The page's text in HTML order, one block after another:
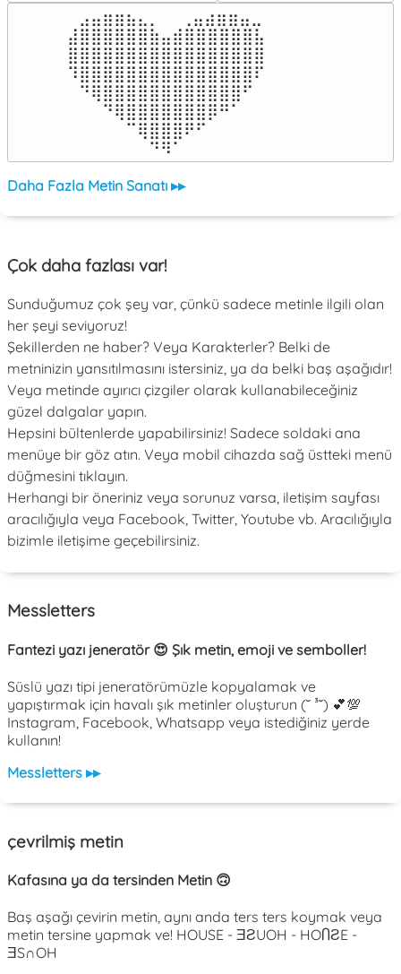
⠀⣠⣤⣶⣶⣦⣄⡀  ⠀⢀⣤⣴⣶⣶⣤⣀⠀
⣼⣿⣿⣿⣿⣿⣿⣷⣤⣾⣿⣿⣿⣿⣿⣿⣧
⣿⣿⣿⣿⣿⣿⣿⣿⣿⣿⣿⣿⣿⣿⣿⣿⣿
⠹⣿⣿⣿⣿⣿⣿⣿⣿⣿⣿⣿⣿⣿⣿⣿⠏
⠀⠙⢿⣿⣿⣿⣿⣿⣿⣿⣿⣿⣿⣿⣿⠋⠀
⠀⠀⠀⠙⢿⣿⣿⣿⣿⣿⣿⣿⡿⠛⠁⠀⠀
⠀⠀⠀⠀⠀⠉⢿⣿⣿⣿⠟⠋⠀⠀⠀⠀⠀
⠀⠀⠀⠀⠀⠀⠀⠙⠻⠁⠀⠀⠀⠀⠀⠀⠀⠀⠀⠀⠀⠀⠀
Daha Fazla Metin Sanatı ▸▸
Çok daha fazlası var!
Sunduğumuz çok şey var, çünkü sadece metinle ilgili olan
her şeyi seviyoruz!
Şekillerden ne haber? Veya Karakterler? Belki de
metninizin yansıtılmasını istersiniz, ya da belki baş aşağıdır!
Veya metinde ayırıcı çizgiler olarak kullanabileceğiniz
güzel dalgalar yapın.
Hepsini bültenlerde yapabilirsiniz! Sadece soldaki ana
menüye bir göz atın. Veya mobil cihazda sağ üstteki menü
düğmesini tıklayın.
Herhangi bir öneriniz veya sorunuz varsa, iletişim sayfası
aracılığıyla veya Facebook, Twitter, Youtube vb. Aracılığıyla
bizimle iletişime geçebilirsiniz.
Messletters
Fantezi yazı jeneratör 😍 Şık metin, emoji ve semboller!
Süslü yazı tipi jeneratörümüzle kopyalamak ve
yapıştırmak için havalı şık metinler oluşturun (˘ ³˘) 💕💯
Instagram, Facebook, Whatsapp veya istediğiniz yerde
kullanın!
Messletters ▸▸
çevrilmiş metin
Kafasına ya da tersinden Metin 🙃
Baş aşağı çevirin metin, aynı anda ters ters koymak veya
metin tersine yapmak ve! HOUSE - ƎƧUOH - HOႶƧE -
ƎS∩OH